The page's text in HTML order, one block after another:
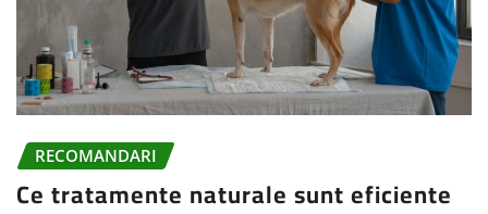
RECOMANDARI
Ce tratamente naturale sunt eficiente